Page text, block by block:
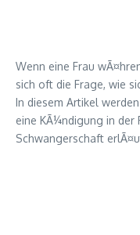
Wenn eine Frau
sich oft die Frage, wie
In diesem Artikel
eine KÃ¼ndigung in
Schwangerschaft